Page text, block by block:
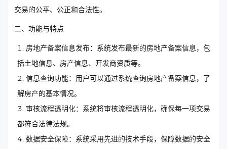
交易的公平、公正和合法性。
二、功能与特点
房地产备案信息发布：系统发布最新的房地产备案信息，包
括土地信息、房产信息、开发商资质等。
信息查询功能：用户可以通过系统查询房地产备案信息，了
解房产的基本情况。
审核流程透明化：系统将审核流程透明化，确保每一项交易
都符合法律法规。
数据安全保障：系统采用先进的技术手段，保障数据的安全